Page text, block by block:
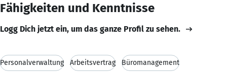
Fähigkeiten und Kenntnisse
Logg Dich jetzt ein, um das ganze Profil zu sehen.
Personalverwaltung Arbeitsvertrag Büromanagement